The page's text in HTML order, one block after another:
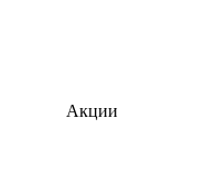
Акции